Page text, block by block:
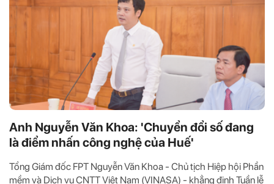
Anh Nguyễn Văn Khoa: 'Chuyển đổi số đang
là điểm nhấn công nghệ của Huế'
Tổng Giám đốc FPT Nguyễn Văn Khoa - Chủ tịch Hiệp hội Phần
mềm và Dịch vụ CNTT Việt Nam (VINASA) - khẳng định Tuần lễ